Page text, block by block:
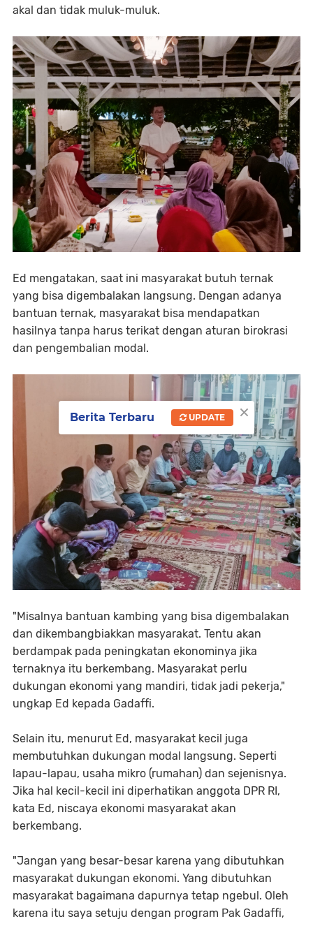
akal dan tidak muluk-muluk.
Ed mengatakan, saat ini masyarakat butuh ternak
yang bisa digembalakan langsung. Dengan adanya
bantuan ternak, masyarakat bisa mendapatkan
hasilnya tanpa harus terikat dengan aturan birokrasi
dan pengembalian modal.
"Misalnya bantuan kambing yang bisa digembalakan
dan dikembangbiakkan masyarakat. Tentu akan
berdampak pada peningkatan ekonominya jika
ternaknya itu berkembang. Masyarakat perlu
dukungan ekonomi yang mandiri, tidak jadi pekerja,"
ungkap Ed kepada Gadaffi.
Selain itu, menurut Ed, masyarakat kecil juga
membutuhkan dukungan modal langsung. Seperti
lapau-lapau, usaha mikro (rumahan) dan sejenisnya.
Jika hal kecil-kecil ini diperhatikan anggota DPR RI,
kata Ed, niscaya ekonomi masyarakat akan
berkembang.
"Jangan yang besar-besar karena yang dibutuhkan
masyarakat dukungan ekonomi. Yang dibutuhkan
masyarakat bagaimana dapurnya tetap ngebul. Oleh
karena itu saya setuju dengan program Pak Gadaffi,
×
Berita Terbaru UPDATE